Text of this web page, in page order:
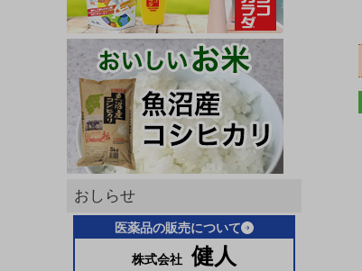
おしらせ
医薬品の販売について
株式会社 健人